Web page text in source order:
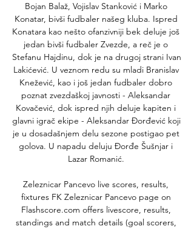
Bojan Balaž, Vojislav Stanković i Marko
Konatar, bivši fudbaler našeg kluba. Ispred
Konatara kao nešto ofanzivniji bek deluje još
jedan bivši fudbaler Zvezde, a reč je o
Stefanu Hajdinu, dok je na drugoj strani Ivan
Lakićević. U veznom redu su mladi Branislav
Knežević, kao i još jedan fudbaler dobro
poznat zvezdaškoj javnosti - Aleksandar
Kovačević, dok ispred njih deluje kapiten i
glavni igrač ekipe - Aleksandar Đorđević koji
je u dosadašnjem delu sezone postigao pet
golova. U napadu deluju Đorđe Šušnjar i
Lazar Romanić.
Zeleznicar Pancevo live scores, results,
fixtures FK Zeleznicar Pancevo page on
Flashscore.com offers livescore, results,
standings and match details (goal scorers,